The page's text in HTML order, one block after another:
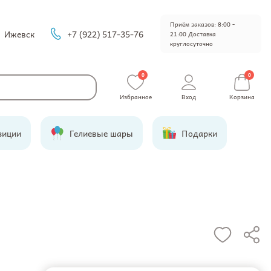
Ижевск +7 (922) 517-35-76
Приём заказов: 8:00 -
21:00 Доставка
круглосуточно
0
Избранное Вход
0
Корзина
Гелиевые шары Подарки